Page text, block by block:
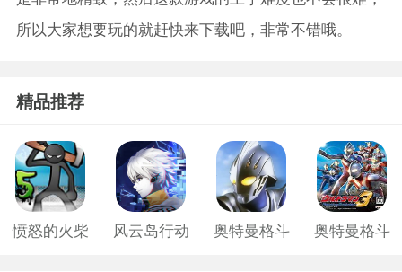
所以大家想要玩的就赶快来下载吧，非常不错哦。
精品推荐
愤怒的火柴
风云岛行动
奥特曼格斗
奥特曼格斗